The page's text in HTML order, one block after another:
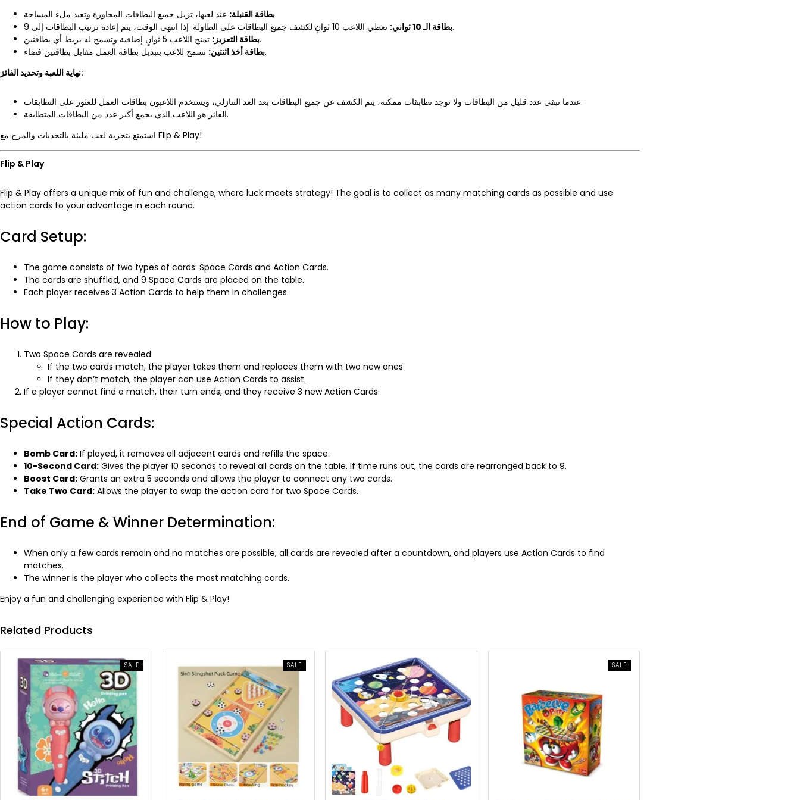
بطاقة القنبلة:عند لعبها، تزيل جميع البطاقات المجاورة وتعيد ملء المساحة.
بطاقة الـ 10 ثواني:تعطي اللاعب 10 ثوانٍ لكشف جميع البطاقات على الطاولة. إذا انتهى الوقت، يتم إعادة ترتيب البطاقات إلى 9.
بطاقة التعزيز:تمنح اللاعب 5 ثوانٍ إضافية وتسمح له بربط أي بطاقتين.
بطاقة أخذ اثنتين:تسمح للاعب بتبديل بطاقة العمل مقابل بطاقتين فضاء.
نهاية اللعبة وتحديد الفائز:
عندما تبقى عدد قليل من البطاقات ولا توجد تطابقات ممكنة، يتم الكشف عن جميع البطاقات بعد العد التنازلي، ويستخدم اللاعبون بطاقات العمل للعثور على التطابقات.
الفائز هو اللاعب الذي يجمع أكبر عدد من البطاقات المتطابقة.
استمتع بتجربة لعب مليئة بالتحديات والمرح مع Flip & Play!
Flip & Play
Flip & Play offers a unique mix of fun and challenge, where luck meets strategy! The goal is to collect as many matching cards as possible and use
action cards to your advantage in each round.
Card Setup:
The game consists of two types of cards: Space Cards and Action Cards.
The cards are shuffled, and 9 Space Cards are placed on the table.
Each player receives 3 Action Cards to help them in challenges.
How to Play:
Two Space Cards are revealed:
If the two cards match, the player takes them and replaces them with two new ones.
If they don’t match, the player can use Action Cards to assist.
If a player cannot find a match, their turn ends, and they receive 3 new Action Cards.
Special Action Cards:
Bomb Card: If played, it removes all adjacent cards and refills the space.
10-Second Card: Gives the player 10 seconds to reveal all cards on the table. If time runs out, the cards are rearranged back to 9.
Boost Card: Grants an extra 5 seconds and allows the player to connect any two cards.
Take Two Card: Allows the player to swap the action card for two Space Cards.
End of Game & Winner Determination:
When only a few cards remain and no matches are possible, all cards are revealed after a countdown, and players use Action Cards to find
matches.
The winner is the player who collects the most matching cards.
Enjoy a fun and challenging experience with Flip & Play!
Related Products
SALEPRODUCT
ON
SALEPRODUCT
ON
SALE
ON